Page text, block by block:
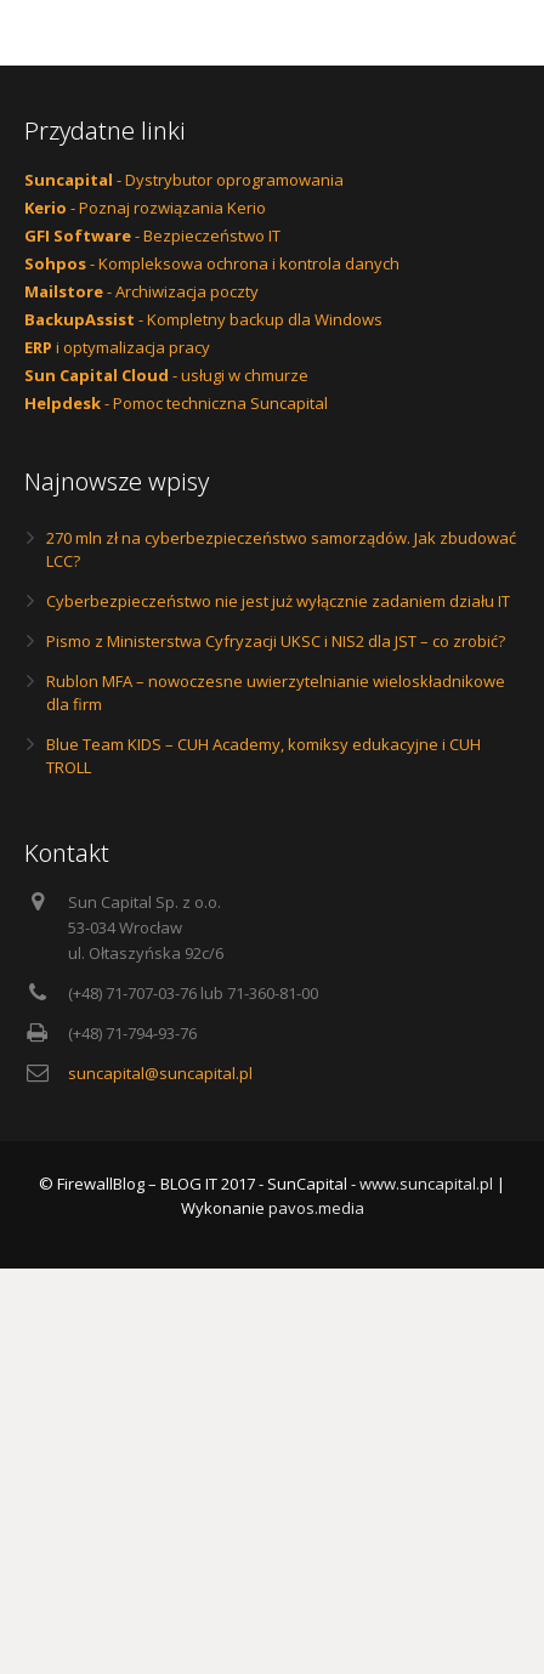
Przydatne linki
Suncapital - Dystrybutor oprogramowania
Kerio - Poznaj rozwiązania Kerio
GFI Software- Bezpieczeństwo IT
Sohpos- Kompleksowa ochrona i kontrola danych
Mailstore- Archiwizacja poczty
BackupAssist - Kompletny backup dla Windows
ERP i optymalizacja pracy
Sun Capital Cloud - usługi w chmurze
Helpdesk- Pomoc techniczna Suncapital
Najnowsze wpisy
270 mln zł na cyberbezpieczeństwo samorządów. Jak zbudować
LCC?
Cyberbezpieczeństwo nie jest już wyłącznie zadaniem działu IT
Pismo z Ministerstwa Cyfryzacji UKSC i NIS2 dla JST – co zrobić?
Rublon MFA – nowoczesne uwierzytelnianie wieloskładnikowe
dla firm
Blue Team KIDS – CUH Academy, komiksy edukacyjne i CUH
TROLL
Kontakt
Sun Capital Sp. z o.o.
53-034 Wrocław
ul. Ołtaszyńska 92c/6
(+48) 71-707-03-76 lub 71-360-81-00
(+48) 71-794-93-76
suncapital@suncapital.pl
© FirewallBlog – BLOG IT 2017 - SunCapital -www.suncapital.pl |
Wykonanie pavos.media